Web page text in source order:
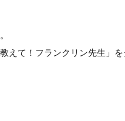
えて！フランクリン先生」